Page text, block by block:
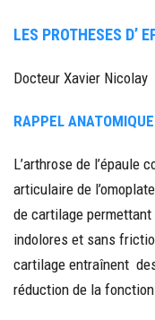
LES PROTHESES D’
Docteur Xavier Nicolay
RAPPEL
L’arthrose de l’épaule
articulaire de
de cartilage
indolores et sans
cartilage entraînent
réduction de la fonction